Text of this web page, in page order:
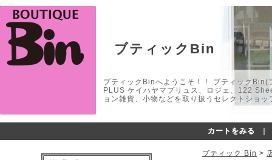
ブティックBin
ブティックBinへようこそ！！ ブティック
PLUS ケイハヤマプリュス、ロジェ、122
ョン雑貨、小物などを取り扱うセレクトショ
カートをみる
ブティック Bin >